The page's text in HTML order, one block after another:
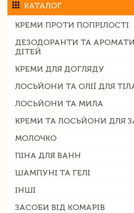
КАТАЛОГ
КРЕМИ ПРОТИ ПОПРІЛОСТІ
ДЕЗОДОРАНТИ ТА
ДІТЕЙ
КРЕМИ ДЛЯ ДОГЛЯДУ
ЛОСЬЙОНИ ТА ОЛІЇ ДЛЯ
ЛОСЬЙОНИ ТА МИЛА
КРЕМИ ТА ЛОСЬЙОНИ ДЛЯ
МОЛОЧКО
ПІНА ДЛЯ ВАНН
ШАМПУНІ ТА ГЕЛІ
ІНШІ
ЗАСОБИ ВІД КОМАРІВ